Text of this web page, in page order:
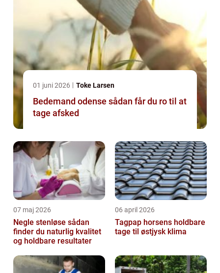
01 juni 2026 Toke Larsen
Bedemand odense sådan får du ro til at
tage afsked
07 maj 2026
Negle stenløse sådan
finder du naturlig kvalitet
og holdbare resultater
06 april 2026
Tagpap horsens holdbare
tage til østjysk klima